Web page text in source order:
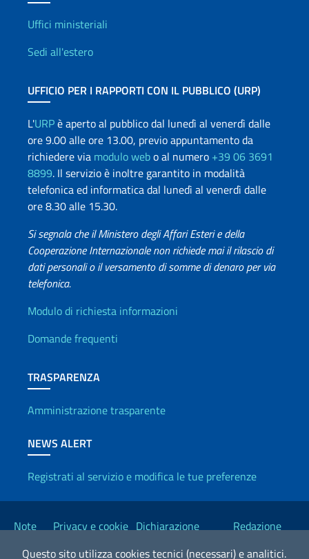
Questo sito utilizza cookies tecnici (necessari) e analitici.
Uffici e Rete diplomatica
Uffici ministeriali
Sedi all'estero
UFFICIO PER I RAPPORTI CON IL PUBBLICO (URP)
L'URPè aperto al pubblico dal lunedì al venerdì dalle
ore 9.00 alle ore 13.00, previo appuntamento da
richiedere via modulo webo al numero +39 06 3691
8899. Il servizio è inoltre garantito in modalità
telefonica ed informatica dal lunedì al venerdì dalle
ore 8.30 alle 15.30.
Si segnala che il Ministero degli Affari Esteri e della
Cooperazione Internazionale non richiede mai il rilascio di
dati personali o il versamento di somme di denaro per via
telefonica.
Info utili
Modulo di richiesta informazioni
Domande frequenti
TRASPARENZA
Amministrazione trasparente
NEWS ALERT
Registrati al servizio e modifica le tue preferenze
Link Utili
Note
Privacy e cookie Dichiarazione
Redazione